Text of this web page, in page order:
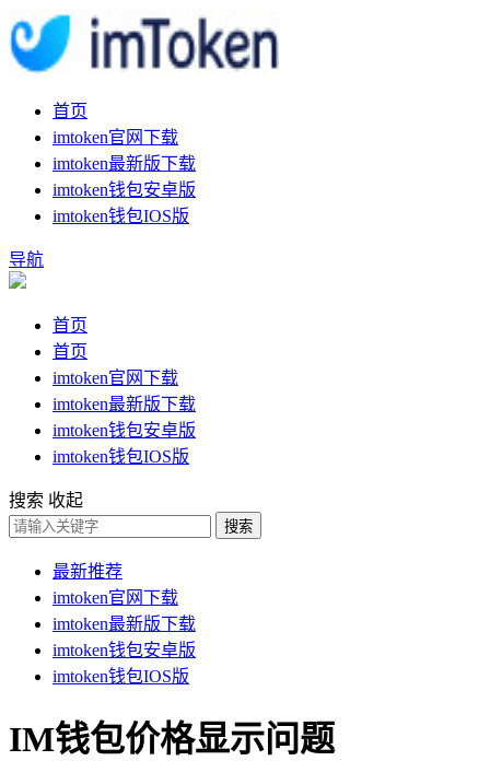
首页
imtoken官网下载
imtoken最新版下载
imtoken钱包安卓版
imtoken钱包IOS版
导航
首页
首页
imtoken官网下载
imtoken最新版下载
imtoken钱包安卓版
imtoken钱包IOS版
搜索 收起
搜索
最新推荐
imtoken官网下载
imtoken最新版下载
imtoken钱包安卓版
imtoken钱包IOS版
IM钱包价格显示问题